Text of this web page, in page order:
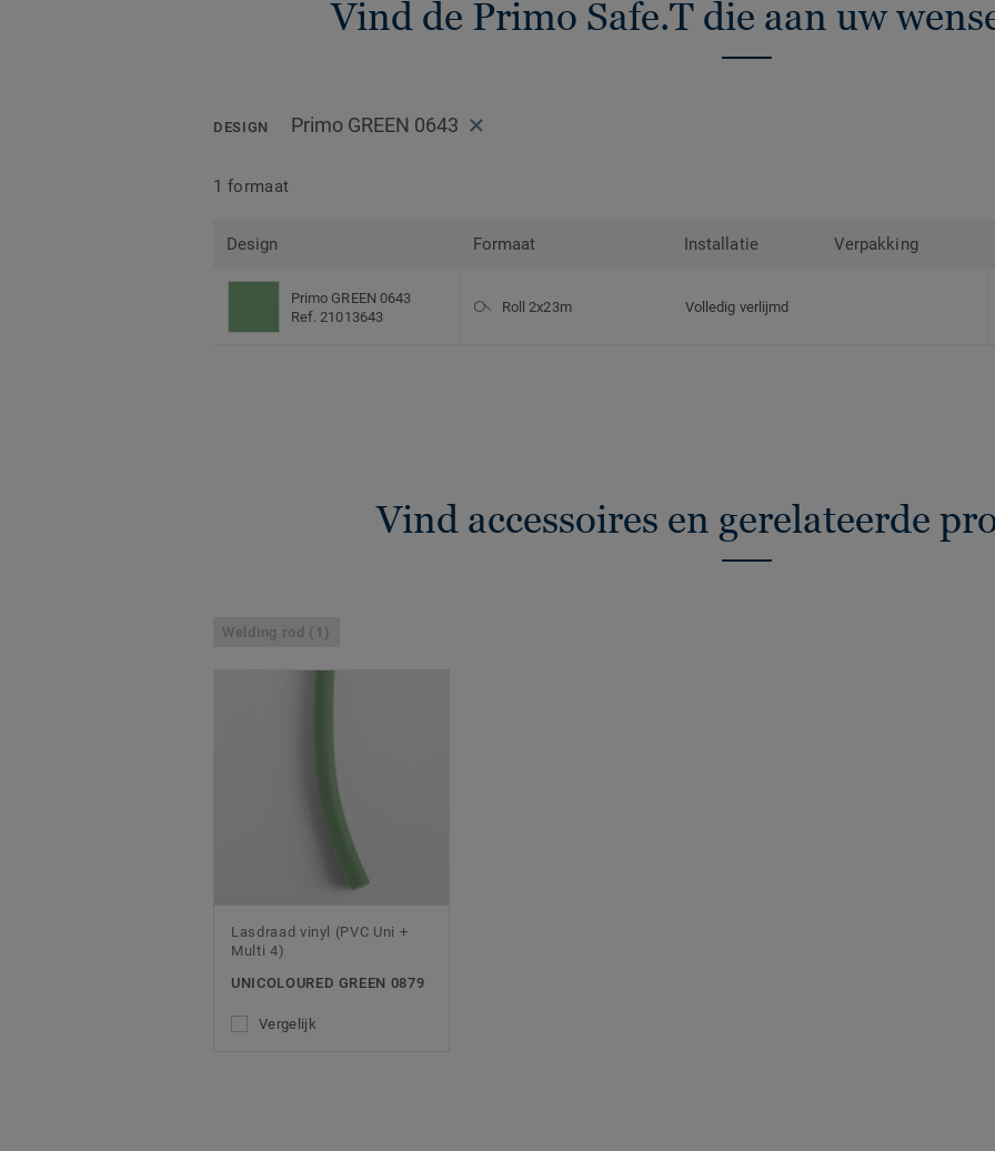
Vind de Primo Safe.T die aan uw
DESIGN Primo GREEN 0643
1 formaat
Design Formaat Installatie Verpakking
Primo GREEN 0643
Ref. 21013643
Roll 2x23m Volledig verlijmd
Vind accessoires en gerelateerde
Welding rod (1)
Lasdraad vinyl (PVC Uni +
Multi 4)
UNICOLOURED GREEN 0879
Vergelijk